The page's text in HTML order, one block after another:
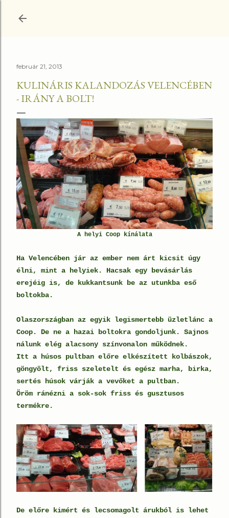
február 21, 2013
KULINÁRIS KALANDOZÁS VELENCÉBEN
- IRÁNY A BOLT!
A helyi Coop kínálata
Ha Velencében jár az ember nem árt kicsit úgy
élni, mint a helyiek. Hacsak egy bevásárlás
erejéig is, de kukkantsunk be az utunkba eső
boltokba.
Olaszországban az egyik legismertebb üzletlánc a
Coop. De ne a hazai boltokra gondoljunk. Sajnos
nálunk elég alacsony színvonalon működnek.
Itt a húsos pultban előre elkészített kolbászok,
göngyölt, friss szeletelt és egész marha, birka,
sertés húsok várják a vevőket a pultban.
Öröm ránézni a sok-sok friss és gusztusos
termékre.
De előre kimért és lecsomagolt árukból is lehet